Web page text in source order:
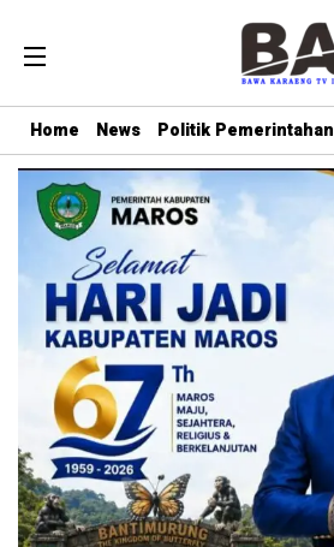
Home News Politik Pemerintahan